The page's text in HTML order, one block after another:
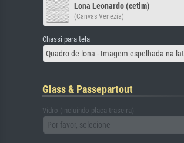
Lona Leonardo (cetim)
(Canvas Venezia)
Chassi para tela
Quadro de lona - Imagem espelhada na
Glass & Passepartout
Vidro (incluindo placa traseira)
Por favor, selecione